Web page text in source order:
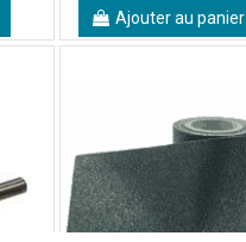
Ajouter au panier